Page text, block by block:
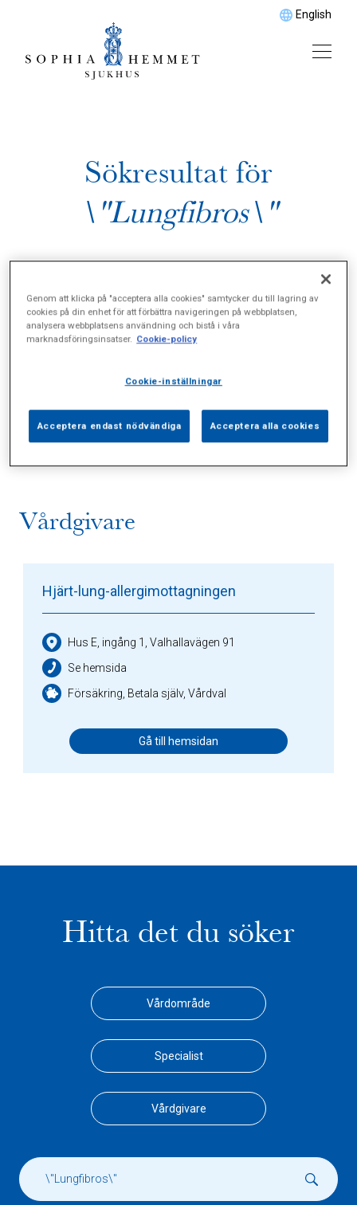
English
Sökresultat för
\"Lungfibros\"
Sidor (0) Press (0) Sophianytt (0)
Vårdgivare
Hjärt-lung-allergimottagningen
Hus E, ingång 1, Valhallavägen 91
Se hemsida
Försäkring, Betala själv, Vårdval
Gå till hemsidan
Hitta det du söker
Vårdområde
Specialist
Vårdgivare
Genom att klicka på "acceptera alla cookies" samtycker du till lagring av
cookies på din enhet för att förbättra navigeringen på webbplatsen,
analysera webbplatsens användning och bistå i våra
marknadsföringsinsatser. Cookie-policy
Cookie-inställningar
Acceptera endast nödvändiga Acceptera alla cookies